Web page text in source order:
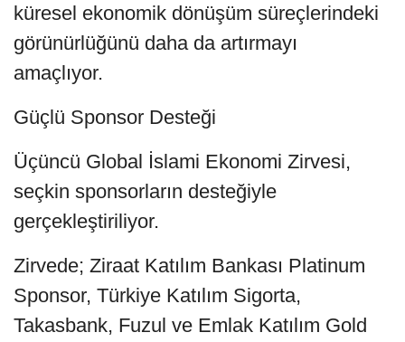
küresel ekonomik dönüşüm süreçlerindeki
görünürlüğünü daha da artırmayı
amaçlıyor.
Güçlü Sponsor Desteği
Üçüncü Global İslami Ekonomi Zirvesi,
seçkin sponsorların desteğiyle
gerçekleştiriliyor.
Zirvede; Ziraat Katılım Bankası Platinum
Sponsor, Türkiye Katılım Sigorta,
Takasbank, Fuzul ve Emlak Katılım Gold